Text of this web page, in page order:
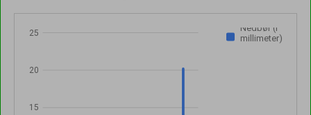
Nedbør (i
millimeter)
15
20
25